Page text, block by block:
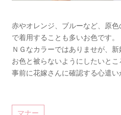
赤やオレンジ、ブルーなど、原
で着用することも多いお色です。
ＮＧなカラーではありませが、
お色と被らないようにしたいとこ
事前に花嫁さんに確認する心遣い
マナー